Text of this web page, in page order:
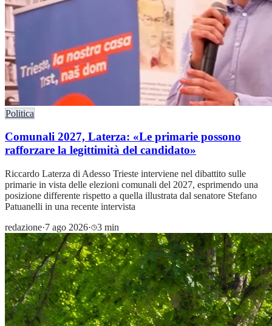
Politica
Comunali 2027, Laterza: «Le primarie possono
rafforzare la legittimità del candidato»
Riccardo Laterza di Adesso Trieste interviene nel dibattito sulle
primarie in vista delle elezioni comunali del 2027, esprimendo una
posizione differente rispetto a quella illustrata dal senatore Stefano
Patuanelli in una recente intervista
redazione·7 ago 2026· 3 min